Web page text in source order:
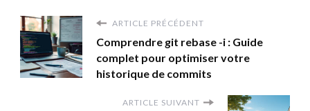
ARTICLE PRÉCÉDENT
Comprendre git rebase -i : Guide
complet pour optimiser votre
historique de commits
ARTICLE SUIVANT